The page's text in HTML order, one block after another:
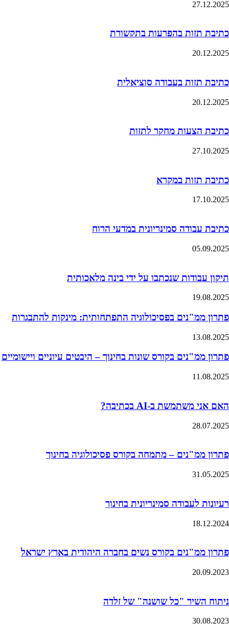
27.12.2025
כתיבת תזות בהפרעות בתקשורת
20.12.2025
כתיבת תזות בעבודה סוציאלית
20.12.2025
כתיבת הצעות מחקר לתזות
27.10.2025
כתיבת תזות במקרא
17.10.2025
כתיבת עבודה סמינריונית במדעי הרוח
05.09.2025
תיקון עבודות שנכתבו על ידי בינה מלאכותית
19.08.2025
פתרון ממ"נים בפסיכולוגיה התפתחותית: מינקות להתבגרות
13.08.2025
פתרון ממ"נים בקורס שונות בחינוך – היבטים עיוניים ויישומיים
11.08.2025
האם אני משתמשת ב-AI בכתיבה?
28.07.2025
פתרון ממ"נים – מתמחה בקורס פסיכולוגיה בחינוך
31.05.2025
רעיונות לעבודה סמינריונית בחינוך
18.12.2024
פתרון ממ"נים בקורס נשים בחברה היהודית בארץ ישראל
20.09.2023
ניתוח השיר "כל שושנה" של זלדה
30.08.2023